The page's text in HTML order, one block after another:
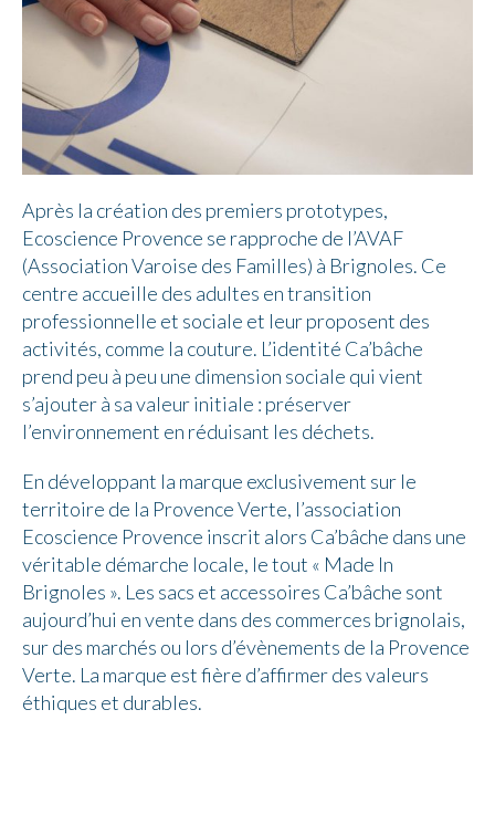
Après la création des premiers prototypes,
Ecoscience Provence se rapproche de l’AVAF
(Association Varoise des Familles) à Brignoles. Ce
centre accueille des adultes en transition
professionnelle et sociale et leur proposent des
activités, comme la couture. L’identité Ca’bâche
prend peu à peu une dimension sociale qui vient
s’ajouter à sa valeur initiale : préserver
l’environnement en réduisant les déchets.
En développant la marque exclusivement sur le
territoire de la Provence Verte, l’association
Ecoscience Provence inscrit alors Ca’bâche dans une
véritable démarche locale, le tout « Made In
Brignoles ». Les sacs et accessoires Ca’bâche sont
aujourd’hui en vente dans des commerces brignolais,
sur des marchés ou lors d’évènements de la Provence
Verte. La marque est fière d’affirmer des valeurs
éthiques et durables.